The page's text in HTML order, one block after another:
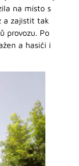
na místo s
a zajistit tak
provozu. Po
a hasiči i